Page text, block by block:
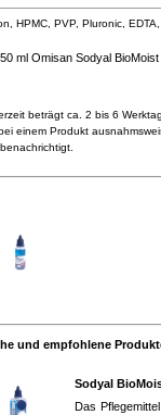
HPMC, PVP, Pluronic,
ml Omisan Sodyal
beträgt ca. 2 bis 6
einem Produkt
und empfohlene
Sodyal
Das